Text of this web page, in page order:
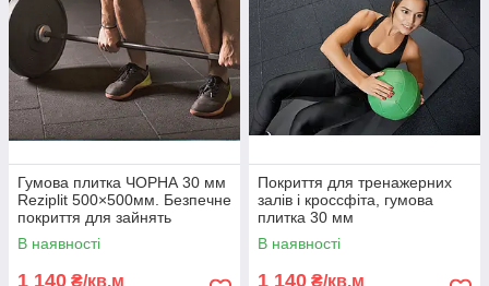
Гумова плитка ЧОРНА 30 мм
Reziplit 500×500мм. Безпечне
покриття для зайнять
спортом
В наявності
1 140 ₴/кв.м
Покриття для тренажерних
залів і кроссфіта, гумова
плитка 30 мм
В наявності
1 140 ₴/кв.м